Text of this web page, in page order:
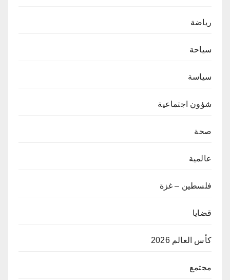
رياضة
سياحة
سياسة
شؤون اجتماعية
صحة
عالمية
فلسطين – غزة
قضايا
كأس العالم 2026
مجتمع